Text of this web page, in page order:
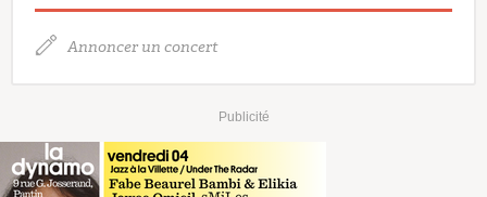
Annoncer un concert
Publicité